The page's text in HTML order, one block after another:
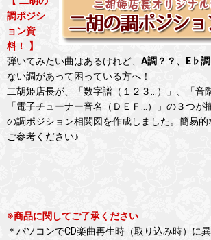
調ポジシ
ョン資
料！ 】
弾いてみたい曲はあるけれど、 A調？？、E♭調
ない調があって困っている方へ！
二胡姫店長が、「数字譜（１２３…）」、「音
「電子チューナー音名（ＤＥＦ…）」の３つが
の調ポジション相関図を作成しました。簡易
ご参考ください♪
※商品に関してご了承ください
＊パソコンでCD楽曲再生時（取り込み時）に